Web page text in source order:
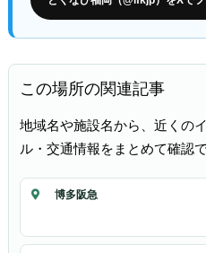
この場所の関連記事
地域名や施設名から、近くの
ル・交通情報をまとめて確認で
博多阪急